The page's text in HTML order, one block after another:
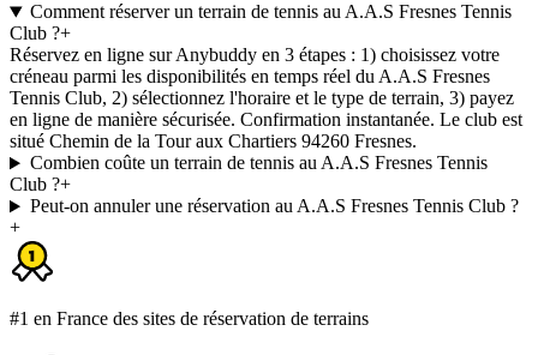
Comment réserver un terrain de tennis au A.A.S Fresnes Tennis
Club ?+
Réservez en ligne sur Anybuddy en 3 étapes : 1) choisissez votre
créneau parmi les disponibilités en temps réel du A.A.S Fresnes
Tennis Club, 2) sélectionnez l'horaire et le type de terrain, 3) payez
en ligne de manière sécurisée. Confirmation instantanée. Le club est
situé Chemin de la Tour aux Chartiers 94260 Fresnes.
Combien coûte un terrain de tennis au A.A.S Fresnes Tennis
Club ?+
Peut-on annuler une réservation au A.A.S Fresnes Tennis Club ?
+
#1 en France des sites de réservation de terrains